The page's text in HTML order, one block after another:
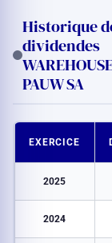
Historique
dividendes
PAUW SA
EXERCICE
2025
2024